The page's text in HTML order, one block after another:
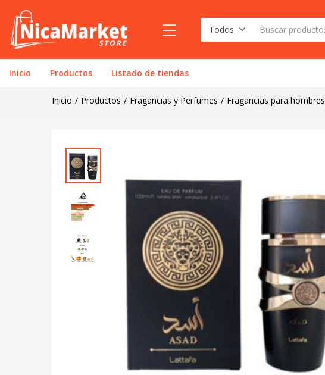
Todos
Inicio Productos Listado de tiendas
Inicio Productos Fragancias y Perfumes Fragancias para hombres